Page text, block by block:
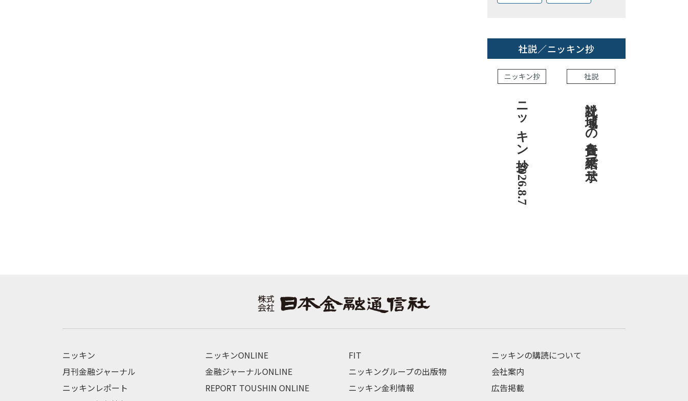
社説／ニッキン抄
ニッキン抄
ニッキン抄 2026.8.7
社説
社説 地域への責任を結果で示せ
ニッキン
月刊金融ジャーナル
ニッキンレポート
ニッキンONLINE
金融ジャーナルONLINE
REPORT TOUSHIN ONLINE
FIT
ニッキングループの出版物
ニッキン金利情報
ニッキンの購読について
会社案内
広告掲載